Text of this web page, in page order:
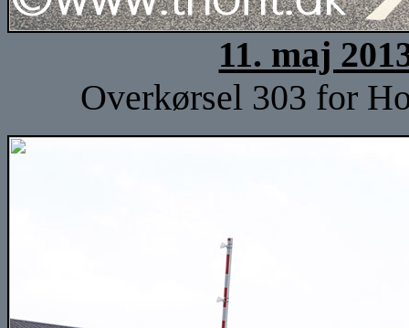
11. maj
Overkørsel 303 for